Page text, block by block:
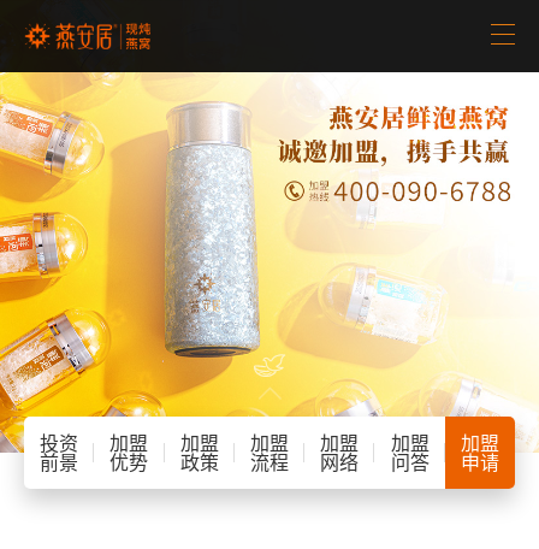
品牌介绍
招商加盟
新闻中心
产品中心
客服中心


投资
前景
加盟
优势
加盟
政策
加盟
流程
加盟
网络
加盟
问答
加盟
申请